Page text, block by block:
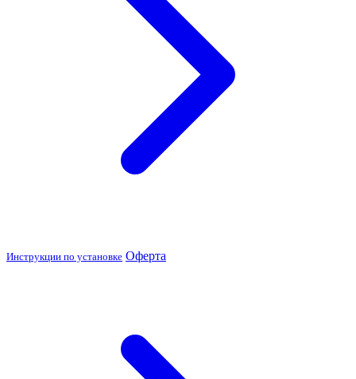
Инструкции по установке Оферта